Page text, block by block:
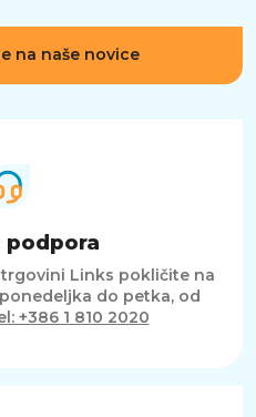
na naše novice
podpora
Links pokličite na
do petka, od
+386 1 810 2020